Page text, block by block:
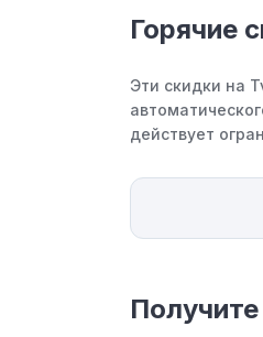
Горячие
Эти скидки на
действует